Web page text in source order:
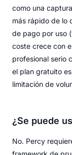
como una
más rápido de lo
de pago por uso
coste crece con
profesional serio
el plan gratuito
limitación de
¿Se puede
No. Percy